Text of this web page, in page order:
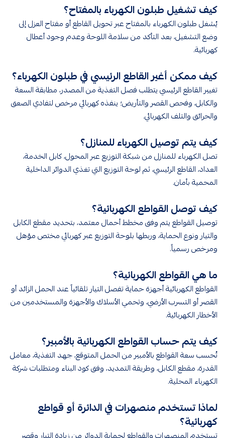
كيف تشغيل طبلون الكهرباء بالمفتاح؟
يُشغل طبلون الكهرباء بالمفتاح عبر تحويل القاطع أو مفتاح العزل إلى
وضع التشغيل، بعد التأكد من سلامة اللوحة وعدم وجود أعطال
كهربائية.
كيف ممكن أغير القاطع الرئيسي في طبلون الكهرباء؟
تغيير القاطع الرئيسي يتطلب فصل التغذية من المصدر، مطابقة السعة
والكابل، وفحص القصر والتأريض؛ ينفذه كهربائي مرخص لتفادي الصعق
والحرائق والتلف الكهربائي.
كيف يتم توصيل الكهرباء للمنازل؟
تصل الكهرباء للمنازل من شبكة التوزيع عبر المحول، كابل الخدمة،
العداد، القاطع الرئيسي، ثم لوحة التوزيع التي تغذي الدوائر الداخلية
المحمية بأمان.
كيف توصل القواطع الكهربائية؟
توصيل القواطع يتم وفق مخطط أحمال معتمد، بتحديد مقطع الكابل
والتيار ونوع الحماية، وربطها بلوحة التوزيع عبر كهربائي مختص مؤهل
ومرخص رسمياً.
ما هي القواطع الكهربائية؟
القواطع الكهربائية أجهزة حماية تفصل التيار تلقائياً عند الحمل الزائد أو
القصر أو التسرب الأرضي، وتحمي الأسلاك والأجهزة والمستخدمين من
الأخطار الكهربائية.
كيف يتم حساب القواطع الكهربائية بالأمبير؟
تُحسب سعة القواطع بالأمبير من الحمل المتوقع، جهد التغذية، معامل
القدرة، مقطع الكابل، وطريقة التمديد، وفق كود البناء ومتطلبات شركة
الكهرباء المحلية.
لماذا تستخدم منصهرات في الدائرة أو قواطع
كهربائية؟